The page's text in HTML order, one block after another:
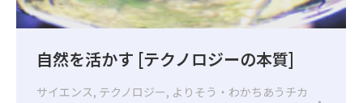
自然を活かす [テクノロジーの本質]
サイエンス, テクノロジー, よりそう・わかちあうチカ